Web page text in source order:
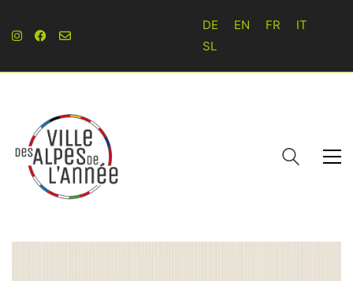
DE EN FR
IT
SL